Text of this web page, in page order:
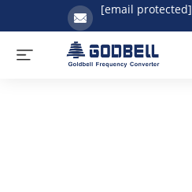
[email protected]